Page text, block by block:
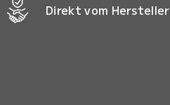
Direkt vom Hersteller